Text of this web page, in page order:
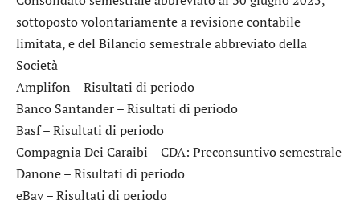
sottoposto volontariamente a revisione contabile
limitata, e del Bilancio semestrale abbreviato della
Società
Amplifon – Risultati di periodo
Banco Santander– Risultati di periodo
Basf– Risultati di periodo
Compagnia Dei Caraibi – CDA: Preconsuntivo semestrale
Danone– Risultati di periodo
eBay– Risultati di periodo